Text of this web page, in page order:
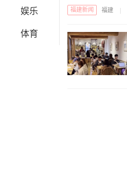
娱乐
体育
福建新闻 福建